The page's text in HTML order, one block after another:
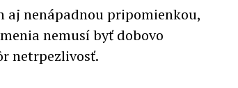
aj nenápadnou pripomienkou,
nemusí byť dobovo
netrpezlivosť.